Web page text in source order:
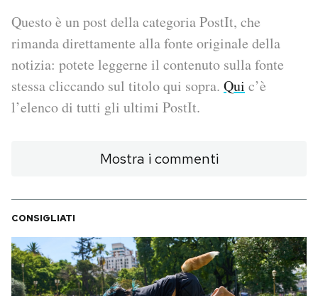
Sport
Mondiali calcio 2026
PODCAST
SHOP
CALENDARIO
Questo è un post della categoria PostIt, che
rimanda direttamente alla fonte originale della
notizia: potete leggerne il contenuto sulla fonte
stessa cliccando sul titolo qui sopra. Qui c’è
l’elenco di tutti gli ultimi PostIt.
Mostra i commenti
CONSIGLIATI